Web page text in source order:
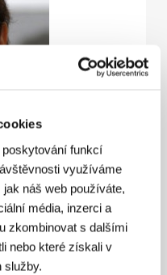
poskytování funkcí
využíváme
náš web používáte,
média, inzerci a
zkombinovat s dalšími
nebo které získali v
služby.v Kanadě, ale